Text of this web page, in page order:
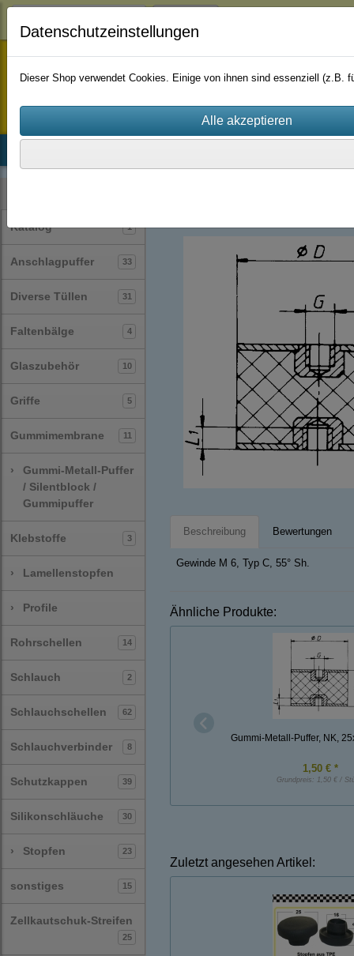
staufenbiel-berlin
Katalog 1
Anschlagpuffer 33
Diverse Tüllen 31
Faltenbälge 4
Glaszubehör 10
Griffe 5
Gummimembrane 11
›
Gummi-Metall-Puffer
/ Silentblock /
Gummipuffer
Klebstoffe 3
› Lamellenstopfen
› Profile
Rohrschellen 14
Schlauch 2
Schlauchschellen 62
Schlauchverbinder 8
Schutzkappen 39
Silikonschläuche 30
› Stopfen 23
sonstiges 15
Zellkautschuk-Streifen
25
Beschreibung Bewertungen
Gewinde M 6, Typ C, 55° Sh.
Ähnliche Produkte:
Gummi-Metall-Puffer, NK,
1,50 € *
Grundpreis: 1,50 € /
Zuletzt angesehen Artikel:
Datenschutzeinstellungen
Dieser Shop verwendet Cookies. Einige von ihnen sind essenziell (z.B.